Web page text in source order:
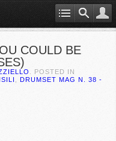
COULD BE
. POSTED IN
DRUMSET MAG N. 38 -